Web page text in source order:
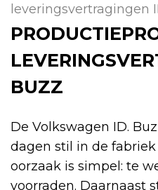
leveringsvertragingen
BUZZ
De Volkswagen ID.
dagen stil in de
oorzaak is simpel: te
voorraden. Daarnaast